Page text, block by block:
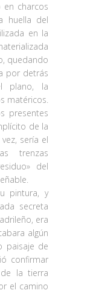
en charcos
huella del
en la
quedando
por detrás
plano, la
matéricos.
presentes
de la
sería el
trenzas
del
pintura, y
secreta
era
algún
paisaje de
confirmar
la tierra
el camino